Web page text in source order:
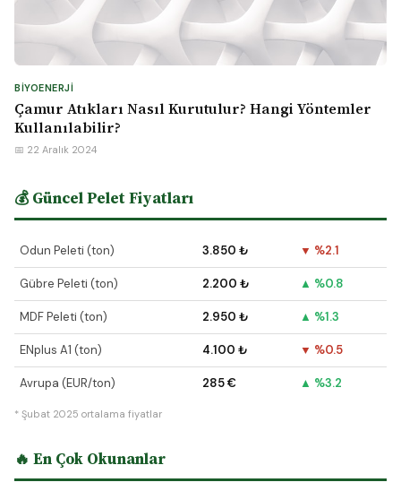
BIYOENERJI
Çamur Atıkları Nasıl Kurutulur? Hangi Yöntemler
Kullanılabilir?
📅 22 Aralık 2024
💰 Güncel Pelet Fiyatları
Odun Peleti (ton) 3.850 ₺ ▼ %2.1
Gübre Peleti (ton) 2.200 ₺ ▲ %0.8
MDF Peleti (ton) 2.950 ₺ ▲ %1.3
ENplus A1 (ton) 4.100 ₺ ▼ %0.5
Avrupa (EUR/ton) 285 € ▲ %3.2
* Şubat 2025 ortalama fiyatlar
🔥 En Çok Okunanlar